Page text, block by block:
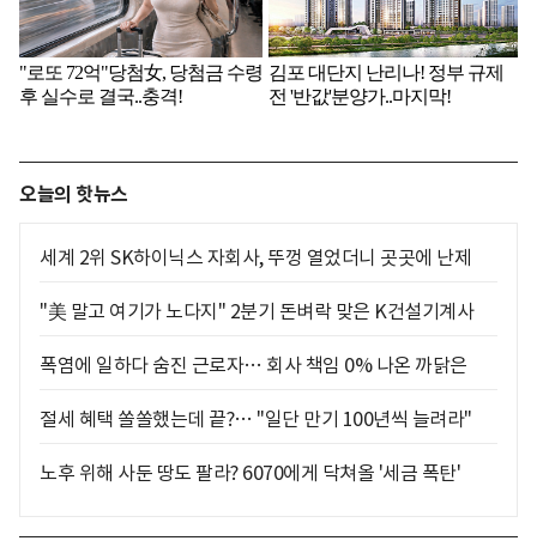
오늘의 핫뉴스
세계 2위 SK하이닉스 자회사, 뚜껑 열었더니 곳곳에 난제
"美 말고 여기가 노다지" 2분기 돈벼락 맞은 K건설기계사
폭염에 일하다 숨진 근로자… 회사 책임 0% 나온 까닭은
절세 혜택 쏠쏠했는데 끝?… "일단 만기 100년씩 늘려라"
노후 위해 사둔 땅도 팔라? 6070에게 닥쳐올 '세금 폭탄'